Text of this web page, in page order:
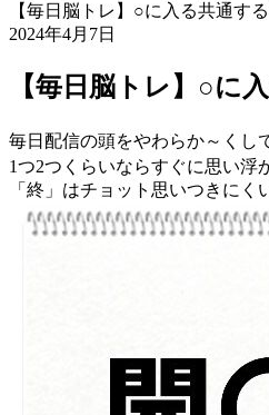
【毎日脳トレ】○に入る共通す
2024年4月7日
【毎日脳トレ】○に
毎日配信の頭をやわらか～くし
1つ2つくらいならすぐに思い浮
「終」はチョット思いつきにく